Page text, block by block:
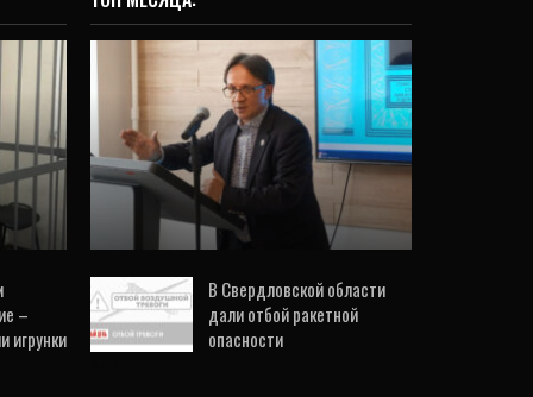
–
игрунки
ОБЩЕСТВО
Морское приключение,
драма и детектив:
впервые издана книга
уральского писателя,…
20 Июл, 2026
В Свердловской области
дали отбой ракетной
опасности